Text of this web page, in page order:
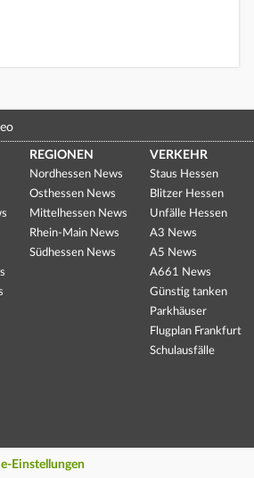
REGIONEN
Nordhessen News
Osthessen News
Mittelhessen News
Rhein-Main News
Südhessen News
VERKEHR
Staus Hessen
Blitzer Hessen
Unfälle Hessen
A3 News
A5 News
A661 News
Günstig tanken
Parkhäuser
Flugplan Frankfurt
Schulausfälle
Einstellungen